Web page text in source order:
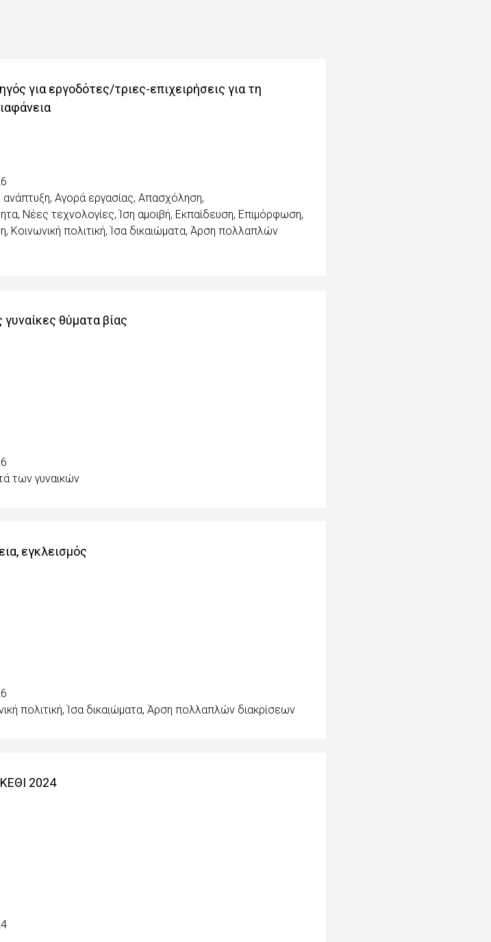
για εργοδότες/τριες-επιχειρήσεις για τη
ανάπτυξη, Αγορά εργασίας, Απασχόληση,
Νέες τεχνολογίες, Ίση αμοιβή, Εκπαίδευση, Επιμόρφωση,
, Κοινωνική πολιτική, Ίσα δικαιώματα, Άρση πολλαπλών
γυναίκες θύματα βίας
των γυναικών
εγκλεισμός
πολιτική, Ίσα δικαιώματα, Άρση πολλαπλών διακρίσεων
2024